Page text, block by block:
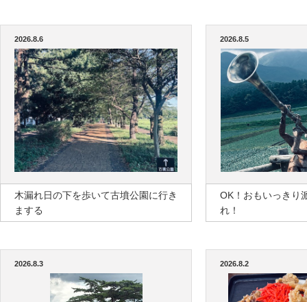
2026.8.6
木漏れ日の下を歩いて古墳公園に行き
まする
2026.8.5
OK！おもいっきり
れ！
2026.8.3 2026.8.2